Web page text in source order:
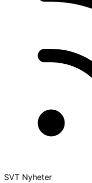
SVT Nyheter